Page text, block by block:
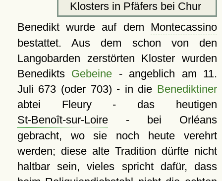
Klosters in Pfäfers bei Chur
Benedikt wurde auf dem Montecassino
bestattet. Aus dem schon von den
Langobarden zerstörten Kloster wurden
Benedikts Gebeine - angeblich am 11.
Juli 673 (oder 703) - in die Benediktiner
abtei Fleury - das heutigen
St-Benoît-sur-Loire- bei Orléans
gebracht, wo sie noch heute verehrt
werden; diese alte Tradition dürfte nicht
haltbar sein, vieles spricht dafür, dass